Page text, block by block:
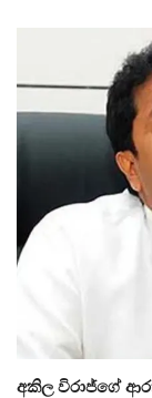
අකිල විරාජ්ගේ